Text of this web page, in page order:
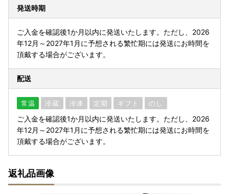
発送時期
ご入金を確認後1か月以内に発送いたします。ただし、2026
年12月～2027年1月に予想される繁忙期には発送にお時間を
頂戴する場合がございます。
配送
常温 冷蔵 冷凍 定期 ギフト のし
ご入金を確認後1か月以内に発送いたします。ただし、2026
年12月～2027年1月に予想される繁忙期には発送にお時間を
頂戴する場合がございます。
返礼品画像